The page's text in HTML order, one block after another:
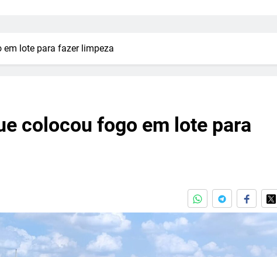
lote para fazer limpeza
colocou fogo em lote para